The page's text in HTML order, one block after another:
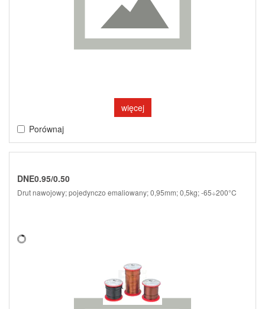
więcej
Porównaj
DNE0.95/0.50
Drut nawojowy; pojedynczo emaliowany; 0,95mm; 0,5kg; -65÷200°C